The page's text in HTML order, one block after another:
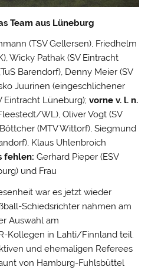
Team aus Lüneburg
(TSV Gellersen), Friedhelm
Wicky Pathak (SV Eintracht
Barendorf), Denny Meier (SV
Juurinen (eingeschlichener
Eintracht Lüneburg); vorne v. l. n.
WL), Oliver Vogt (SV
(MTV Wittorf), Siegmund
Klaus Uhlenbroich
fehlen: Gerhard Pieper (ESV
und Frau
war es jetzt wieder
Schiedsrichter nahmen am
Auswahl am
Kollegen in Lahti/Finnland teil.
und ehemaligen Referees
von Hamburg-Fuhlsbüttel